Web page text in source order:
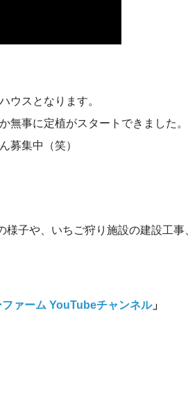
ウスとなります。
無事に定植がスタートできました。
募集中（笑）
子や、いちご狩り施設の建設工
ァーム YouTubeチャンネル」